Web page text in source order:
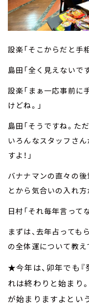
設楽「そこからだと手
島田「全く見えないです
設楽「まぁ一応事前に
けどね。」
島田「そうですね。た
いろんなスタッフさ
すよ！」
バナナマンの直々の後
とから気合いの入れ方
日村「それ毎年言って
まずは、去年占っても
の全体運について教え
★今年は、卯年でも『
れは終わりと始まり
が始まりますよとい